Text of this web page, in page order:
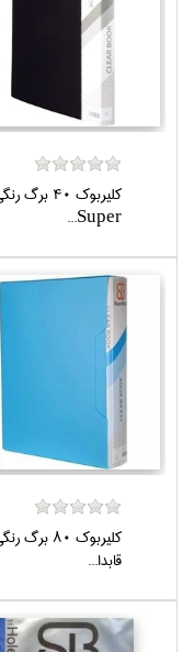
كليربوك 40 برگ
Super...
كليربوك 80 برگ
قابدا...